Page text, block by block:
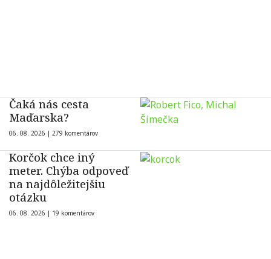
Čaká nás cesta
Maďarska?
06. 08. 2026 | 279 komentárov
Korčok chce iný
meter. Chýba odpoveď
na najdôležitejšiu
otázku
06. 08. 2026 | 19 komentárov